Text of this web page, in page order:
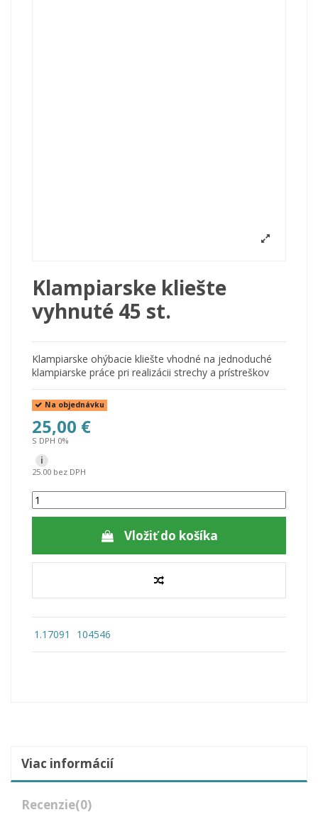
Klampiarske kliešte
vyhnuté 45 st.
Klampiarske ohýbacie kliešte vhodné na jednoduché
klampiarske práce pri realizácii strechy a prístreškov
Na objednávku
25,00 €
S DPH 0%
i
25.00 bez DPH
Vložiť do košíka
1.17091 104546
Viac informácií
Recenzie(0)